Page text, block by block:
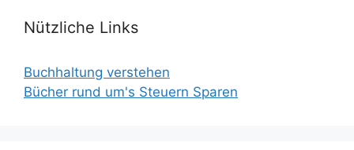
Nützliche Links
Buchhaltung verstehen
Bücher rund um's Steuern Sparen